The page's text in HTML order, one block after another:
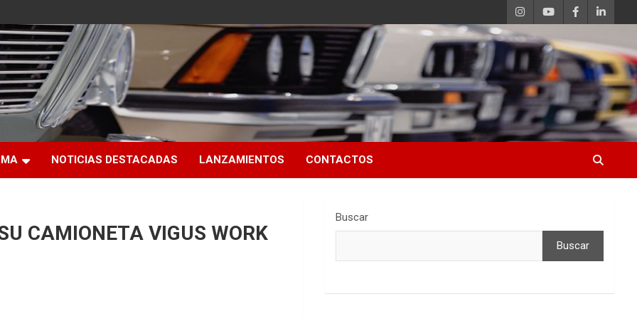
NOTICIAS DESTACADAS LANZAMIENTOS CONTACTOS
CAMIONETA VIGUS WORK
Buscar
Buscar